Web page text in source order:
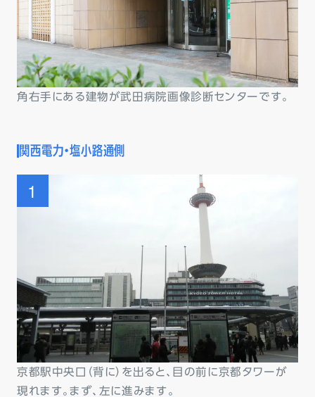
角右手にある建物が武田病院画像診断センターです。
関西電力・塩小路通側
京都駅中央口（背に）を出ると、目の前に京都タワーが
現れます。まず、左に進みます。